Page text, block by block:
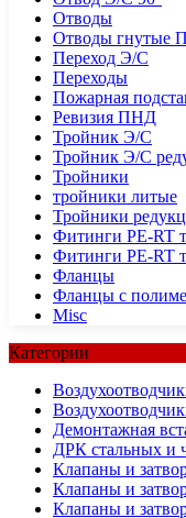
Отводы
Отводы гнутые
Переход Э/С
Переходы
Пожарная
Ревизия ПНД
Тройник Э/С
Тройник Э/С
Тройники
тройники литые
Тройники
Фитинги PE-RT
Фитинги PE-RT
Фланцы
Фланцы с
Misc
Категории
Демонтажная
ДРК стальных и
Клапаны и
Клапаны и
Клапаны и